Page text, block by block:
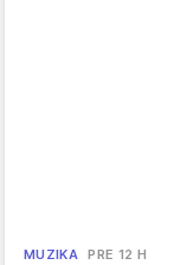
MUZIKA PRE 12 H